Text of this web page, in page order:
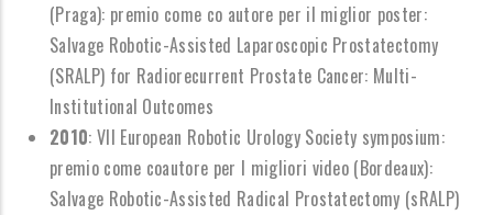
(Praga): premio come co autore per il miglior poster:
Salvage Robotic-Assisted Laparoscopic Prostatectomy
(SRALP) for Radiorecurrent Prostate Cancer: Multi-
Institutional Outcomes
2010: VII European Robotic Urology Society symposium:
premio come coautore per I migliori video (Bordeaux):
Salvage Robotic-Assisted Radical Prostatectomy (sRALP)